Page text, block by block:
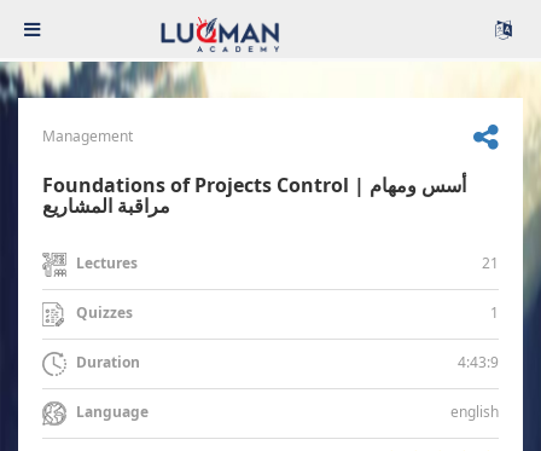
Management
Foundations of Projects Control | أسس ومهام
مراقبة المشاريع
Lectures 21
Quizzes 1
Duration 4:43:9
Language english